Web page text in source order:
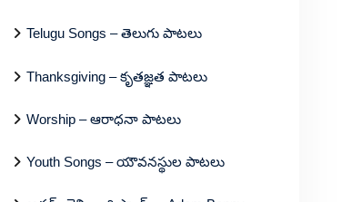
Telugu Songs – తెలుగు పాటలు
Thanksgiving – కృతజ్ఞత పాటలు
Worship – ఆరాధనా పాటలు
Youth Songs – యౌవనస్థుల పాటలు